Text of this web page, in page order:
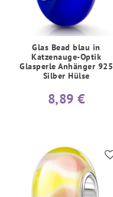
Glas Bead blau in
Katzenauge-Optik
Glasperle Anhänger 925
Silber Hülse
8,89 €